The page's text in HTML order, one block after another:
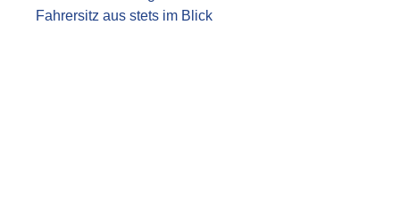
Fahrersitz aus stets im Blick